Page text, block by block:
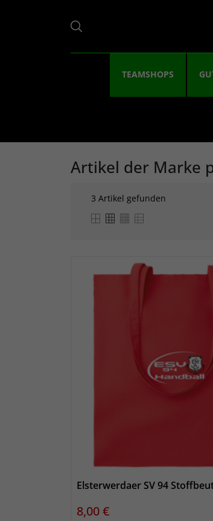
TEAMSHOPS
Artikel der Marke
3 Artikel gefunden
Elsterwerdaer SV 94
Preis
8,00 €